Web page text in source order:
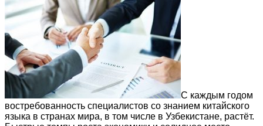
С каждым годом
востребованность специалистов со знанием китайского
языка в странах мира, в том числе в Узбекистане, растёт.